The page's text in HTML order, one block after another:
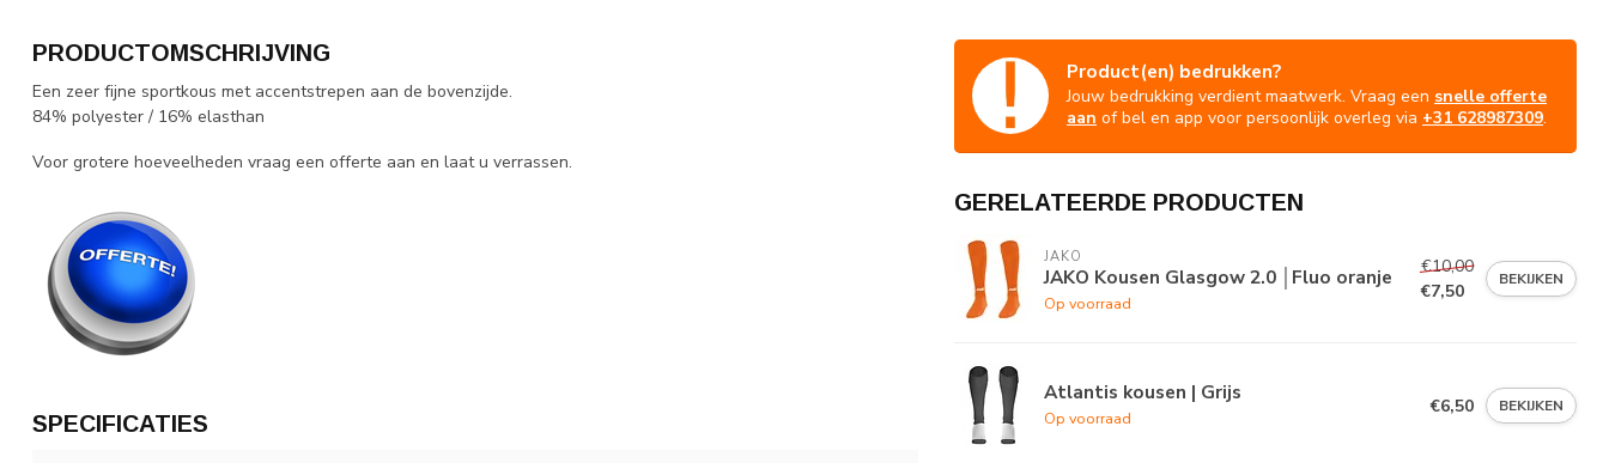
PRODUCTOMSCHRIJVING
Een zeer fijne sportkous met accentstrepen aan de bovenzijde.
84% polyester / 16% elasthan
Voor grotere hoeveelheden vraag een offerte aan en laat u verrassen.
SPECIFICATIES
Product(en) bedrukken?
Jouw bedrukking verdient maatwerk. Vraag een snelle offerte
aan of bel en app voor persoonlijk overleg via +31 628987309.
GERELATEERDE PRODUCTEN
JAKO
JAKO Kousen Glasgow 2.0 │Fluo oranje
Op voorraad
€10,00
€7,50
BEKIJKEN
Atlantis kousen | Grijs
Op voorraad
€6,50 BEKIJKEN